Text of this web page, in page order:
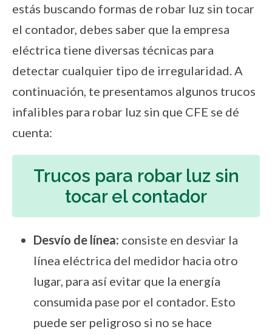
estás buscando formas de robar luz sin tocar
el contador, debes saber que la empresa
eléctrica tiene diversas técnicas para
detectar cualquier tipo de irregularidad. A
continuación, te presentamos algunos trucos
infalibles para robar luz sin que CFE se dé
cuenta:
Trucos para robar luz sin
tocar el contador
Desvío de línea: consiste en desviar la
línea eléctrica del medidor hacia otro
lugar, para así evitar que la energía
consumida pase por el contador. Esto
puede ser peligroso si no se hace